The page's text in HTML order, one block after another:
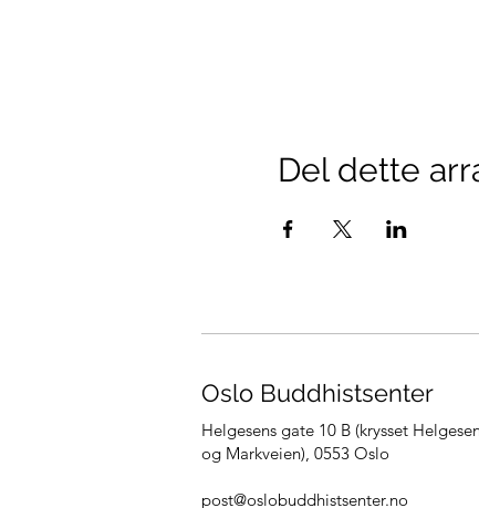
Del dette
Oslo Buddhistsenter
Helgesens gate 10 B (krysset
og Markveien), 0553 Oslo
post@oslobuddhistsenter.no